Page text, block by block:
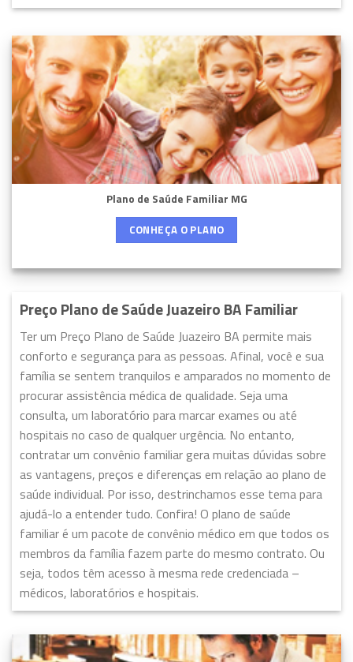
Plano de Saúde Familiar MG
CONHEÇA O PLANO
Preço Plano de Saúde Juazeiro BA Familiar
Ter um Preço Plano de Saúde Juazeiro BA permite mais
conforto e segurança para as pessoas. Afinal, você e sua
família se sentem tranquilos e amparados no momento de
procurar assistência médica de qualidade. Seja uma
consulta, um laboratório para marcar exames ou até
hospitais no caso de qualquer urgência. No entanto,
contratar um convênio familiar gera muitas dúvidas sobre
as vantagens, preços e diferenças em relação ao plano de
saúde individual. Por isso, destrinchamos esse tema para
ajudá-lo a entender tudo. Confira! O plano de saúde
familiar é um pacote de convênio médico em que todos os
membros da família fazem parte do mesmo contrato. Ou
seja, todos têm acesso à mesma rede credenciada –
médicos, laboratórios e hospitais.